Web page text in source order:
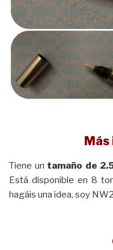
Tiene un tamaño de
Está disponible en 8
hagáis una idea, soy